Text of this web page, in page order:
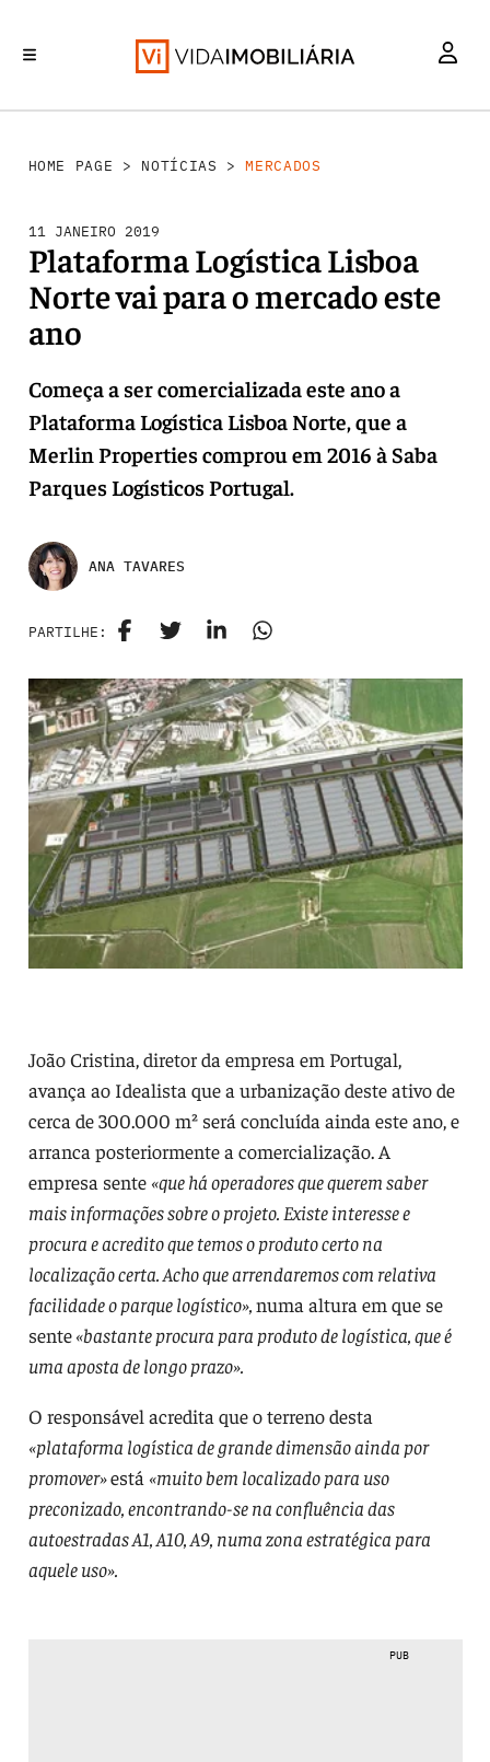
HOME PAGE > NOTÍCIAS >MERCADOS
11 JANEIRO 2019
Plataforma Logística Lisboa
Norte vai para o mercado este
ano
Começa a ser comercializada este ano a
Plataforma Logística Lisboa Norte, que a
Merlin Properties comprou em 2016 à Saba
Parques Logísticos Portugal.
ANA TAVARES
PARTILHE:
João Cristina, diretor da empresa em Portugal,
avança ao Idealista que a urbanização deste ativo de
cerca de 300.000 m² será concluída ainda este ano, e
arranca posteriormente a comercialização. A
empresa sente «que há operadores que querem saber
mais informações sobre o projeto. Existe interesse e
procura e acredito que temos o produto certo na
localização certa. Acho que arrendaremos com relativa
facilidade o parque logístico»,numa altura em que se
sente«bastante procura para produto de logística, que é
uma aposta de longo prazo».
O responsável acredita que o terreno desta
«plataforma logística de grande dimensão ainda por
promover»está «muito bem localizado para uso
preconizado, encontrando-se na confluência das
autoestradas A1, A10, A9, numa zona estratégica para
aquele uso».
PUB